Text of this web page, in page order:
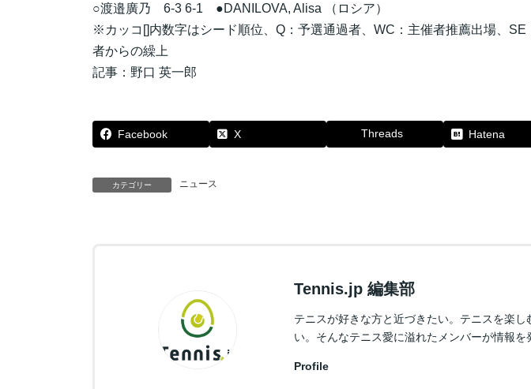
○渡邉廣乃 6-3 6-1 ●DANILOVA, Alisa （ロシア）
※カッコ[]内数字はシード順位、Q：予選通過者、WC：主催者推薦出場、SE
者からの繰上
記事：野口 英一郎
Facebook X Threads Hatena
カテゴリー ニュース
Tennis.jp 編集部
テニスが好きな方と近づきたい。テニスを楽し
い。そんなテニス愛に溢れたメンバーが情報を
Profile